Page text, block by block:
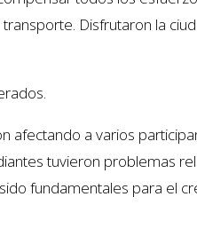
Disfrutaron la
a varios
tuvieron problemas
fundamentales para el